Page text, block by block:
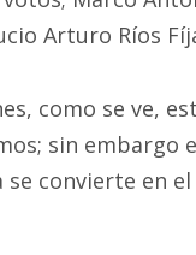
Arturo Ríos
como se ve,
sin embargo
se convierte en